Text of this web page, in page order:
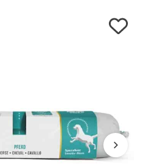
Volgende